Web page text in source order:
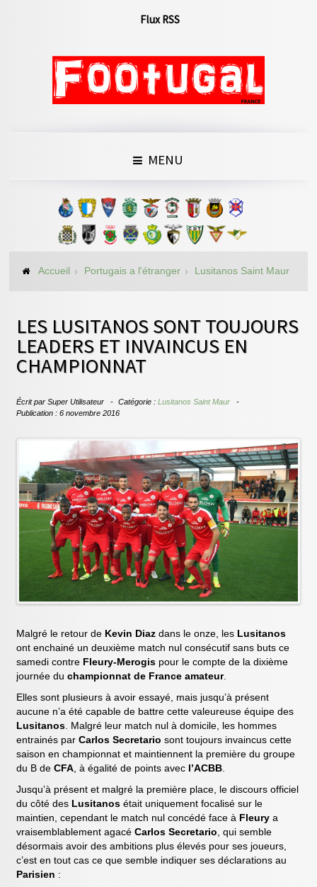
Flux RSS
MENU
Accueil Portugais a l'étranger Lusitanos Saint Maur
LES LUSITANOS SONT TOUJOURS
LEADERS ET INVAINCUS EN
CHAMPIONNAT
Écrit parSuper Utilisateur Catégorie :Lusitanos Saint Maur
Publication : 6 novembre 2016
Malgré le retour de Kevin Diaz dans le onze, les Lusitanos
ont enchainé un deuxième match nul consécutif sans buts ce
samedi contre Fleury-Merogis pour le compte de la dixième
journée duchampionnat de France amateur.
Elles sont plusieurs à avoir essayé, mais jusqu’à présent
aucune n’a été capable de battre cette valeureuse équipe des
Lusitanos . Malgré leur match nul à domicile, les hommes
entrainés parCarlos Secretario sont toujours invaincus cette
saison en championnat et maintiennent la première du groupe
du B deCFA , à égalité de points avec l’ACBB
Jusqu’à présent et malgré la première place, le discours officiel
du côté des Lusitanosétait uniquement focalisé sur le
maintien, cependant le match nul concédé face à Fleurya
vraisemblablement agacéCarlos Secretario , qui semble
désormais avoir des ambitions plus élevés pour ses joueurs,
c’est en tout cas ce que semble indiquer ses déclarations au
Parisien: